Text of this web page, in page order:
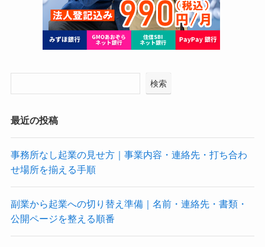
検索
最近の投稿
事務所なし起業の見せ方｜事業内容・連絡先・打ち合わ
せ場所を揃える手順
副業から起業への切り替え準備｜名前・連絡先・書類・
公開ページを整える順番